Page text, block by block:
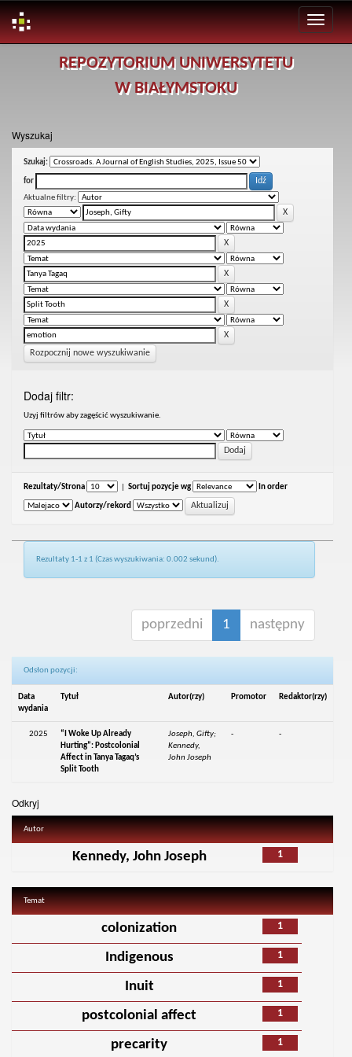
REPOZYTORIUM UNIWERSYTETU
W BIAŁYMSTOKU
Wyszukaj
Szukaj:
for
Aktualne filtry:
Rozpocznij nowe wyszukiwanie
Dodaj filtr:
Uzyj filtrów aby zagęścić wyszukiwanie.
Rezultaty/Strona Sortuj pozycje wg In order
Autorzy/rekord
Rezultaty 1-1 z 1 (Czas wyszukiwania: 0.002 sekund).
poprzedni 1 następny
Odsłon pozycji:
Data
wydania
Tytuł Autor(rzy) Promotor Redaktor(rzy)
2025
“I Woke Up Already
Hurting”: Postcolonial
Affect in Tanya Tagaq’s
Split Tooth
Joseph, Gifty;
Kennedy,
John Joseph
- -
Odkryj
Autor
1
Kennedy, John Joseph
Temat
1
colonization
1
Indigenous
1
Inuit
1
postcolonial affect
1
precarity